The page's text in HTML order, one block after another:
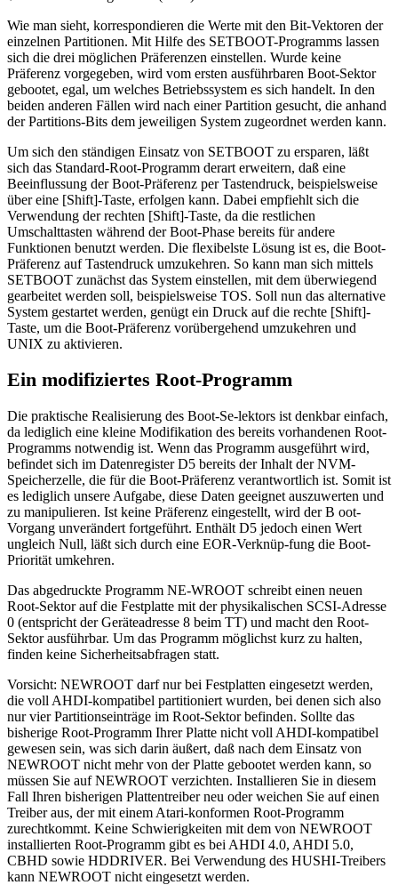
Wie man sieht, korrespondieren die Werte mit den Bit-Vektoren der
einzelnen Partitionen. Mit Hilfe des SETBOOT-Programms lassen
sich die drei möglichen Präferenzen einstellen. Wurde keine
Präferenz vorgegeben, wird vom ersten ausführbaren Boot-Sektor
gebootet, egal, um welches Betriebssystem es sich handelt. In den
beiden anderen Fällen wird nach einer Partition gesucht, die anhand
der Partitions-Bits dem jeweiligen System zugeordnet werden kann.
Um sich den ständigen Einsatz von SETBOOT zu ersparen, läßt
sich das Standard-Root-Programm derart erweitern, daß eine
Beeinflussung der Boot-Präferenz per Tastendruck, beispielsweise
über eine [Shift]-Taste, erfolgen kann. Dabei empfiehlt sich die
Verwendung der rechten [Shift]-Taste, da die restlichen
Umschalttasten während der Boot-Phase bereits für andere
Funktionen benutzt werden. Die flexibelste Lösung ist es, die Boot-
Präferenz auf Tastendruck umzukehren. So kann man sich mittels
SETBOOT zunächst das System einstellen, mit dem überwiegend
gearbeitet werden soll, beispielsweise TOS. Soll nun das alternative
System gestartet werden, genügt ein Druck auf die rechte [Shift]-
Taste, um die Boot-Präferenz vorübergehend umzukehren und
UNIX zu aktivieren.
Ein modifiziertes Root-Programm
Die praktische Realisierung des Boot-Se-lektors ist denkbar einfach,
da lediglich eine kleine Modifikation des bereits vorhandenen Root-
Programms notwendig ist. Wenn das Programm ausgeführt wird,
befindet sich im Datenregister D5 bereits der Inhalt der NVM-
Speicherzelle, die für die Boot-Präferenz verantwortlich ist. Somit ist
es lediglich unsere Aufgabe, diese Daten geeignet auszuwerten und
zu manipulieren. Ist keine Präferenz eingestellt, wird der B oot-
Vorgang unverändert fortgeführt. Enthält D5 jedoch einen Wert
ungleich Null, läßt sich durch eine EOR-Verknüp-fung die Boot-
Priorität umkehren.
Das abgedruckte Programm NE-WROOT schreibt einen neuen
Root-Sektor auf die Festplatte mit der physikalischen SCSI-Adresse
0 (entspricht der Geräteadresse 8 beim TT) und macht den Root-
Sektor ausführbar. Um das Programm möglichst kurz zu halten,
finden keine Sicherheitsabfragen statt.
Vorsicht: NEWROOT darf nur bei Festplatten eingesetzt werden,
die voll AHDI-kompatibel partitioniert wurden, bei denen sich also
nur vier Partitionseinträge im Root-Sektor befinden. Sollte das
bisherige Root-Programm Ihrer Platte nicht voll AHDI-kompatibel
gewesen sein, was sich darin äußert, daß nach dem Einsatz von
NEWROOT nicht mehr von der Platte gebootet werden kann, so
müssen Sie auf NEWROOT verzichten. Installieren Sie in diesem
Fall Ihren bisherigen Plattentreiber neu oder weichen Sie auf einen
Treiber aus, der mit einem Atari-konformen Root-Programm
zurechtkommt. Keine Schwierigkeiten mit dem von NEWROOT
installierten Root-Programm gibt es bei AHDI 4.0, AHDI 5.0,
CBHD sowie HDDRIVER. Bei Verwendung des HUSHI-Treibers
kann NEWROOT nicht eingesetzt werden.